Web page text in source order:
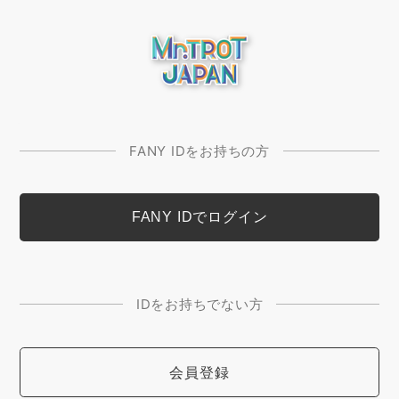
FANY IDをお持ちの方
IDをお持ちでない方
会員登録